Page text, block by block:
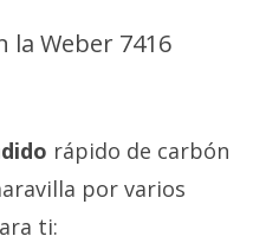
la Weber 7416
rápido de carbón
por varios
ti: